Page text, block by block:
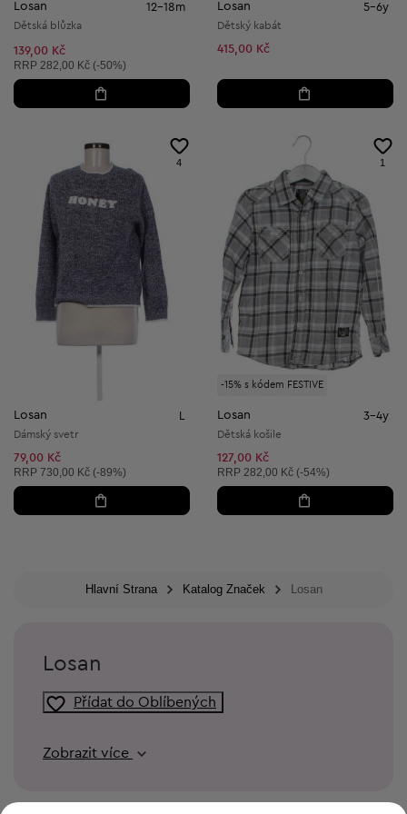
Losan 12-18m
Dětská blůzka
139,00 Kč
Doporučená cena:
RRP 282,00 Kč (-50%)
Losan 5-6y
Dětský kabát
415,00 Kč
4
Losan
Dámský svetr
79,00 Kč
Doporučená cena:
RRP 730,00 Kč (-89%)
-15% s kódem FESTIVE
1
Losan 3-4y
Dětská košile
127,00 Kč
Doporučená cena:
RRP 282,00 Kč (-54%)
Hlavní Strana Katalog Značek Losan
Losan
Přídat do Oblíbených
Zobrazit více